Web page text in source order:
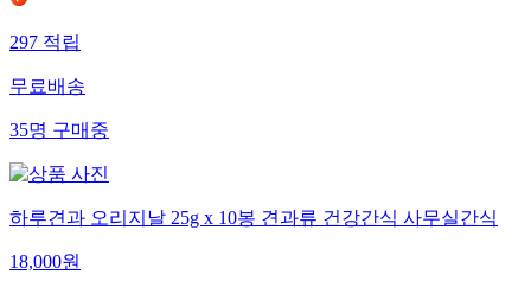
297적립
무료배송
35명구매중
하루견과 오리지날 25g x 10봉 견과류 건강간식 사무실간식
18,000원